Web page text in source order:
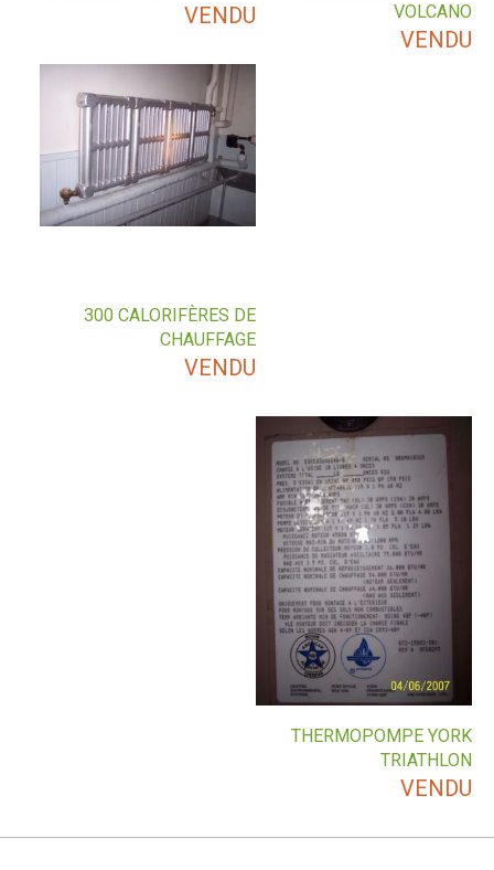
VOLCANO
VENDU
VENDU
300 CALORIFÈRES DE
CHAUFFAGE
VENDU
THERMOPOMPE YORK
TRIATHLON
VENDU